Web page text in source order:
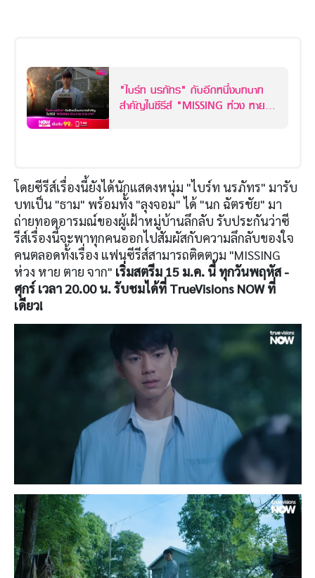
"ไบร์ท นรภัทร" กับอีกหนึ่งบทบาท
สำคัญในซีรีส์ "MISSING ห่วง หาย
โดยซีรีส์เรื่องนี้ยังได้นักแสดงหนุ่ม "ไบร์ท นรภัทร" มารับ
บทเป็น "ธาม" พร้อมทั้ง "ลุงจอม" ได้ "นก ฉัตรชัย" มา
ถ่ายทอดอารมณ์ของผู้เฝ้าหมู่บ้านลึกลับ รับประกันว่าซี
รีส์เรื่องนี้จะพาทุกคนออกไปสัมผัสกับความลึกลับของใจ
คนตลอดทั้งเรื่อง แฟนซีรีส์สามารถติดตาม "MISSING
ห่วง หาย ตาย จาก" เริ่มสตรีม 15 ม.ค. นี้ ทุกวันพฤหัส -
ศุกร์ เวลา 20.00 น. รับชมได้ที่ TrueVisions NOW ที่
เดียว!